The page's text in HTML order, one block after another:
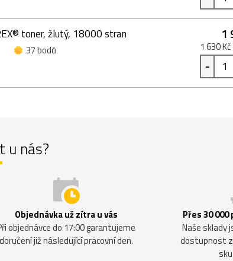
toner, žlutý, 18000 stran
37 bodů
1
1 630
-
u nás?
Objednávka už zítra u vás
objednávce do 17:00 garantujeme
doručení již následující pracovní den.
Přes 30
Naše sklady
dostupnost